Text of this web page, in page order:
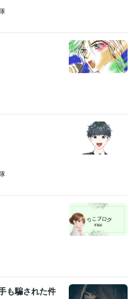
添削・面接対策
月
も騙された件